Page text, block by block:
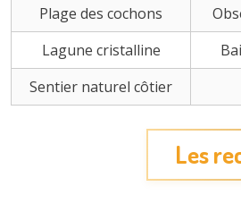
Plage des cochons
Lagune cristalline
Sentier naturel côtier
Les